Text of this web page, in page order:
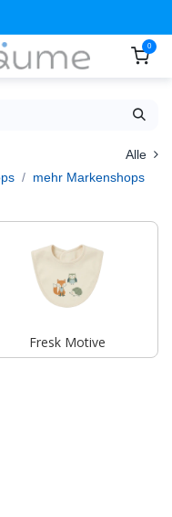
0
Alle
mehr Markenshops
Fresk Motive